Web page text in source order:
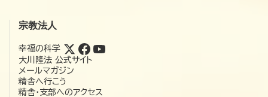
宗教法人
幸福の科学
大川隆法 公式サイト
メールマガジン
精舎へ行こう
精舎・支部へのアクセス